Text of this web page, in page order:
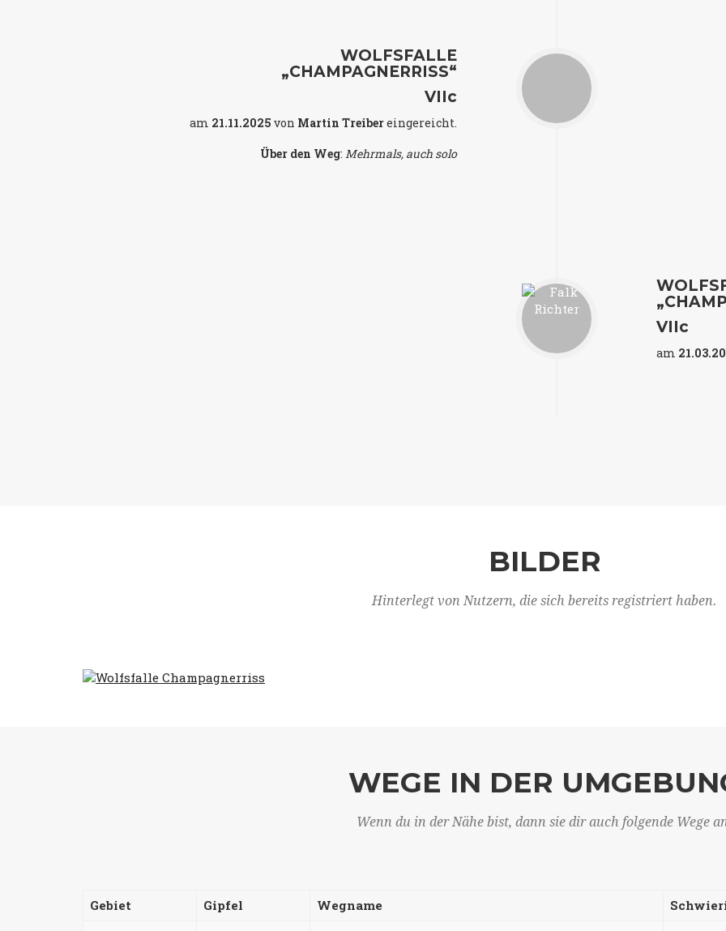
WOLFSFALLE
„CHAMPAGNERRISS“
VIIc
am 21.11.2025 von Martin Treibereingereicht.
Über den Weg:Mehrmals, auch solo
VIIc
am
BILDER
Hinterlegt von Nutzern, die sich bereits registriert haben.
WEGE IN DER
Wenn du in der Nähe bist, dann sie dir auch folgende Wege
Gebiet Gipfel Wegname